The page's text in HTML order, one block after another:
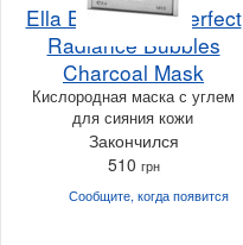
Ella Bache Ella Perfect
Radiance Bubbles
Charcoal Mask
Кислородная маска с углем
для сияния кожи
Закончился
510 грн
Сообщите, когдапоявится